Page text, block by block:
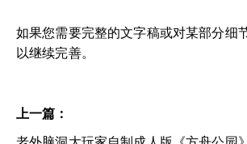
如果您需要完整的文字稿或对某部分细
以继续完善。
上一篇：